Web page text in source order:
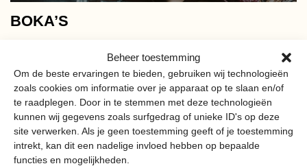
Beheer toestemming
Om de beste ervaringen te bieden, gebruiken wij technologieën
zoals cookies om informatie over je apparaat op te slaan en/of
te raadplegen. Door in te stemmen met deze technologieën
kunnen wij gegevens zoals surfgedrag of unieke ID's op deze
site verwerken. Als je geen toestemming geeft of je toestemming
intrekt, kan dit een nadelige invloed hebben op bepaalde
functies en mogelijkheden.
BOKA’S
tot sandwiches met zoveel mogelijke lokale producten.